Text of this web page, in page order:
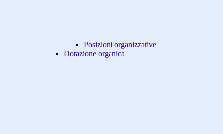
Posizioni organizzative
Dotazione organica